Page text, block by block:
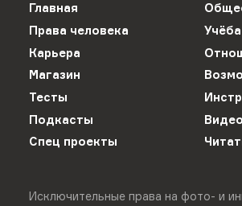
Главная
Права человека
Учёба
Карьера
Магазин
Тесты
Подкасты
Видео
Спец проекты
Исключительные права на фото- и